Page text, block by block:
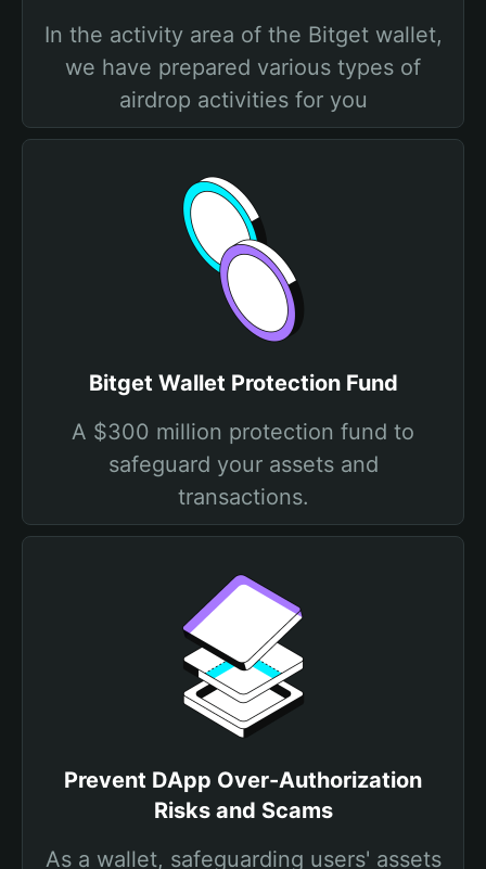
In the activity area of the Bitget wallet,
we have prepared various types of
airdrop activities for you
Bitget Wallet Protection Fund
A $300 million protection fund to
safeguard your assets and
transactions.
Prevent DApp Over-Authorization
Risks and Scams
As a wallet, safeguarding users' assets